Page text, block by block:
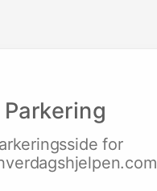
Parkering
for